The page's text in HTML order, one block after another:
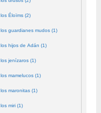
los Éloïms (2)
los guardianes mudos (1)
los hijos de Adán (1)
los jenízaros (1)
los mamelucos (1)
los maronitas (1)
los miri (1)